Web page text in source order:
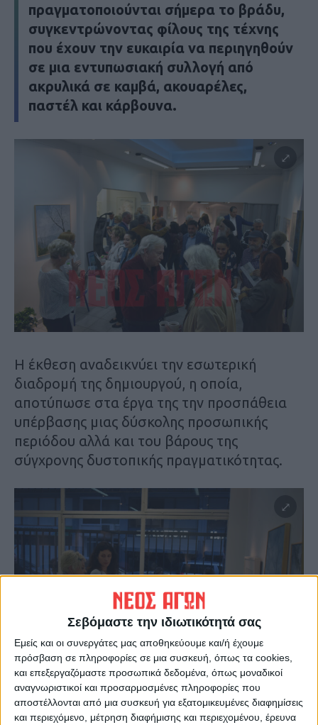
Σεβόμαστε την ιδιωτικότητά σας
Εμείς και οι συνεργάτες μας αποθηκεύουμε και/ή έχουμε
πρόσβαση σε πληροφορίες σε μια συσκευή, όπως τα cookies,
και επεξεργαζόμαστε προσωπικά δεδομένα, όπως μοναδικοί
αναγνωριστικοί και προσαρμοσμένες πληροφορίες που
αποστέλλονται από μια συσκευή για εξατομικευμένες διαφημίσεις
και περιεχόμενο, μέτρηση διαφήμισης και περιεχομένου, έρευνα
πραγματοποιούνται σήμερα το βράδυ,
συγκεντρώνοντας φίλους της τέχνης
που έχουν την ευκαιρία να περιηγηθούν
σε μια εντυπωσιακή συλλογή από
ακρυλικά σε καμβά, ακουαρέλες,
παστέλ και κάρβουνα.
Η έκθεση αναδεικνύει την εσωτερική
διαδρομή της δημιουργού, η οποία,
αποτύπωσε στα έργα της την προσπάθεια
υπέρβασης μιας δύσκολης προσωπικής
περιόδου αλλά και του βάρους της
σύγχρονης δυστοπικής πραγματικότητας.